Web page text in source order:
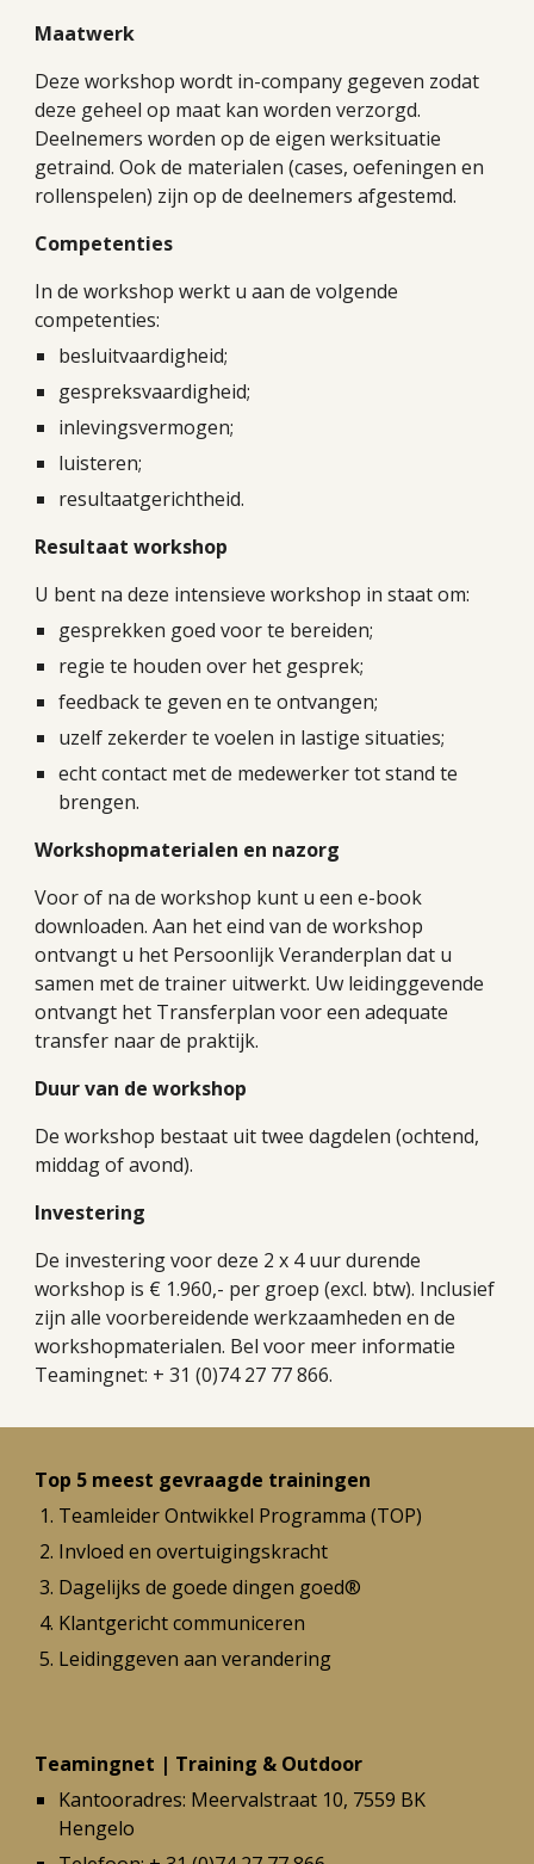
Maatwerk
Deze workshop wordt in-company gegeven zodat
deze geheel op maat kan worden verzorgd.
Deelnemers worden op de eigen werksituatie
getraind. Ook de materialen (cases, oefeningen en
rollenspelen) zijn op de deelnemers afgestemd.
Competenties
In de workshop werkt u aan de volgende
competenties:
besluitvaardigheid;
gespreksvaardigheid;
inlevingsvermogen;
luisteren;
resultaatgerichtheid.
Resultaat workshop
U bent na deze intensieve workshop in staat om:
gesprekken goed voor te bereiden;
regie te houden over het gesprek;
feedback te geven en te ontvangen;
uzelf zekerder te voelen in lastige situaties;
echt contact met de medewerker tot stand te
brengen.
Workshopmaterialen en nazorg
Voor of na de workshop kunt u een e-book
downloaden. Aan het eind van de workshop
ontvangt u het Persoonlijk Veranderplan dat u
samen met de trainer uitwerkt. Uw leidinggevende
ontvangt het Transferplan voor een adequate
transfer naar de praktijk.
Duur van de workshop
De workshop bestaat uit twee dagdelen (ochtend,
middag of avond).
Investering
De investering voor deze 2 x 4 uur durende
workshop is € 1.960,- per groep (excl. btw). Inclusief
zijn alle voorbereidende werkzaamheden en de
workshopmaterialen. Bel voor meer informatie
Teamingnet: + 31 (0)74 27 77 866.
Top 5 meest gevraagde trainingen
Teamleider Ontwikkel Programma (TOP)
Invloed en overtuigingskracht
Dagelijks de goede dingen goed®
Klantgericht communiceren
Leidinggeven aan verandering
Teamingnet | Training & Outdoor
Kantooradres: Meervalstraat 10, 7559 BK
Hengelo